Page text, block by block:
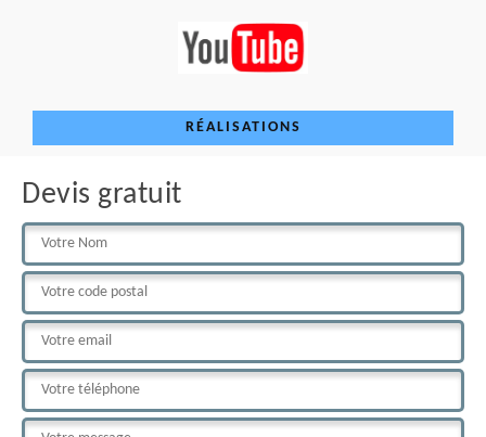
RÉALISATIONS
Devis gratuit